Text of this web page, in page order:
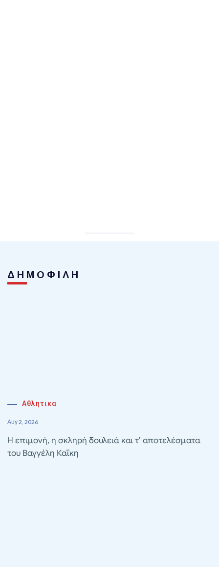
ΔΗΜΟΦΙΛΗ
Αθλητικα
Αυγ 2, 2026
Η επιμονή, η σκληρή δουλειά και τ’ αποτελέσματα
του Βαγγέλη Καΐκη